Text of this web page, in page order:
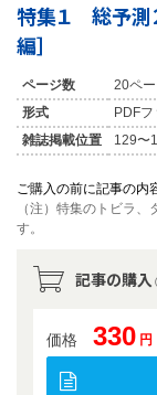
特集１ 総予測
編］
ページ数
20ペ
形式
PDF
雑誌掲載位置
129〜
ご購入の前に記事の内
（注）特集のトビラ
す。
記事の購入
価格 330 円